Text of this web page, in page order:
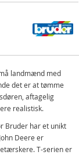
landmænd med
det er at tømme
aftagelig
realistisk.
Bruder har et unikt
Deere er
T-serien er